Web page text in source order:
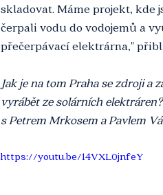
skladovat. Máme projekt, kde
čerpali vodu do vodojemů a
přečerpávací elektrárna,"
Jak je na tom Praha se zdroji
vyrábět ze solárních
s Petrem Mrkosem a Pavlem
https://youtu.be/14VXL0jnfeY